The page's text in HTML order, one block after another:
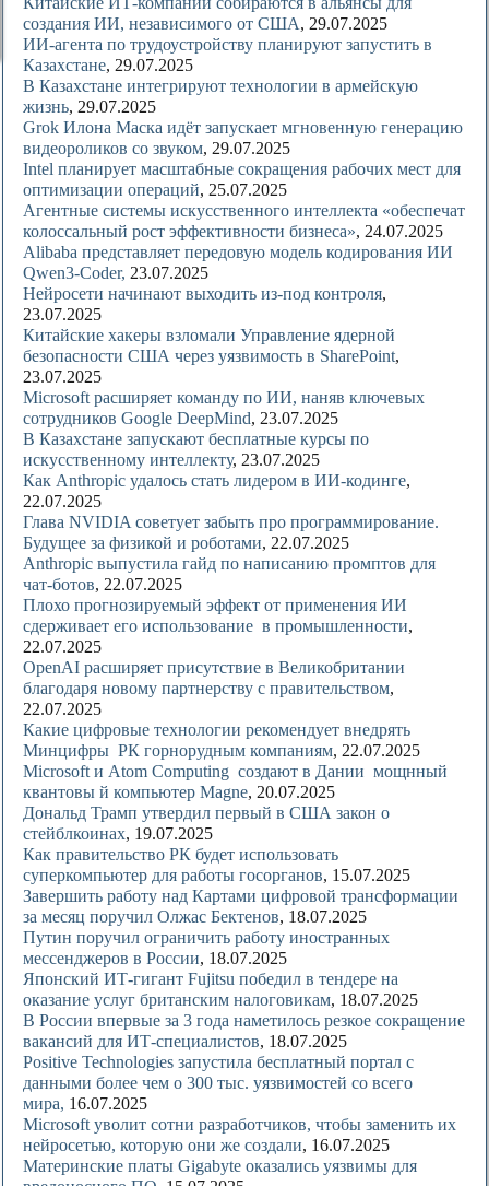
создания ИИ, независимого от США, 29.07.2025
ИИ-агента по трудоустройству планируют запустить в
Казахстане, 29.07.2025
В Казахстане интегрируют технологии в армейскую
жизнь, 29.07.2025
Grok Илона Маска идёт запускает мгновенную генерацию
видеороликов со звуком, 29.07.2025
Intel планирует масштабные сокращения рабочих мест для
оптимизации операций, 25.07.2025
Агентные системы искусственного интеллекта «обеспечат
колоссальный рост эффективности бизнеса», 24.07.2025
Alibaba представляет передовую модель кодирования ИИ
Qwen3-Coder, 23.07.2025
Нейросети начинают выходить из-под контроля,
23.07.2025
Китайские хакеры взломали Управление ядерной
безопасности США через уязвимость в SharePoint,
23.07.2025
Microsoft расширяет команду по ИИ, наняв ключевых
сотрудников Google DeepMind, 23.07.2025
В Казахстане запускают бесплатные курсы по
искусственному интеллекту, 23.07.2025
Как Anthropic удалось стать лидером в ИИ-кодинге,
22.07.2025
Глава NVIDIA советует забыть про программирование.
Будущее за физикой и роботами, 22.07.2025
Anthropic выпустила гайд по написанию промптов для
чат-ботов, 22.07.2025
Плохо прогнозируемый эффект от применения ИИ
сдерживает его использование в промышленности,
22.07.2025
OpenAI расширяет присутствие в Великобритании
благодаря новому партнерству с правительством,
22.07.2025
Какие цифровые технологии рекомендует внедрять
Минцифры РК горнорудным компаниям, 22.07.2025
Microsoft и Atom Computing создают в Дании мощнный
квантовы й компьютер Magne, 20.07.2025
Дональд Трамп утвердил первый в США закон о
стейблкоинах, 19.07.2025
Как правительство РК будет использовать
суперкомпьютер для работы госорганов, 15.07.2025
Завершить работу над Картами цифровой трансформации
за месяц поручил Олжас Бектенов, 18.07.2025
Путин поручил ограничить работу иностранных
мессенджеров в России, 18.07.2025
Японский ИТ-гигант Fujitsu победил в тендере на
оказание услуг британским налоговикам, 18.07.2025
В России впервые за 3 года наметилось резкое сокращение
вакансий для ИТ-специалистов, 18.07.2025
Positive Technologies запустила бесплатный портал с
данными более чем о 300 тыс. уязвимостей со всего
мира, 16.07.2025
Microsoft уволит сотни разработчиков, чтобы заменить их
нейросетью, которую они же создали, 16.07.2025
Материнские платы Gigabyte оказались уязвимы для